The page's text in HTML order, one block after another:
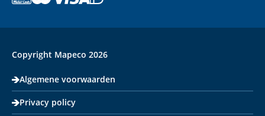
Copyright Mapeco 2026
Algemene voorwaarden
Privacy policy